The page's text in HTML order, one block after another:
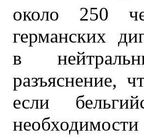
около 250
германских
в
разъяснение,
если